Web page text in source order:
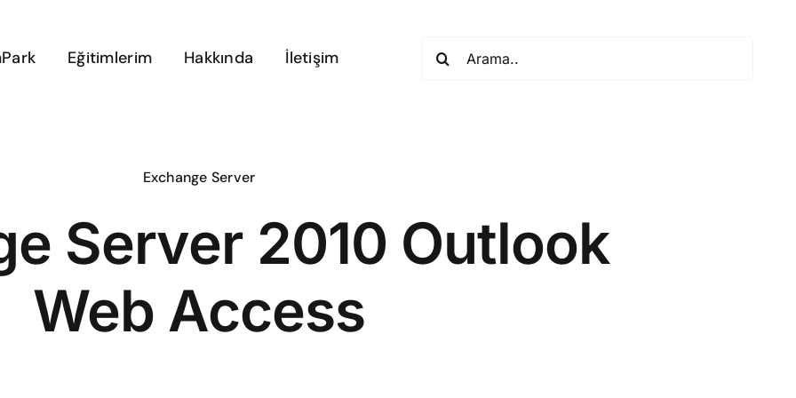
Eğitimlerim Hakkında İletişim
Exchange Server
Server 2010 Outlook
Web Access